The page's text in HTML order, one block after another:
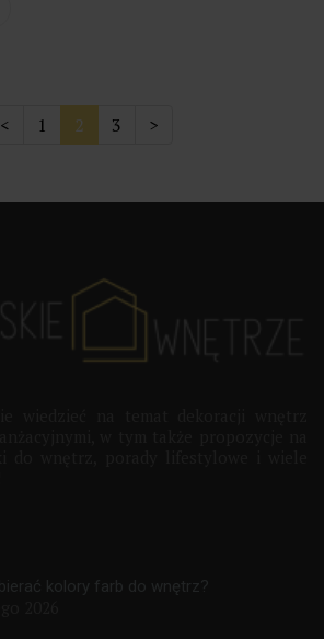
< 1 2 3 >
kolory farb do wnętrz?